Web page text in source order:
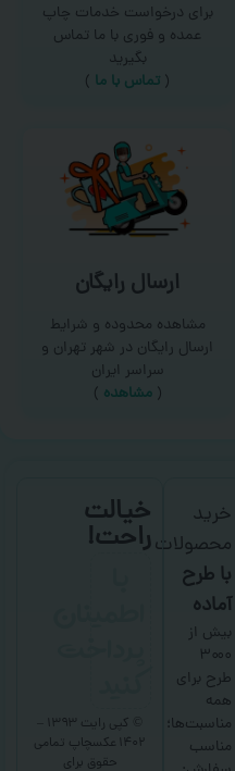
برای درخواست خدمات چاپ
عمده و فوری با ما تماس
بگیرید
( تماس با ما )
ارسال رایگان
مشاهده محدوده و شرایط
ارسال رایگان در شهر تهران و
سراسر ایران
(مشاهده )
خرید
محصولات
با طرح
آماده
بیش از
۳۰۰۰
طرح برای
همه
مناسبت‌ها؛
مناسب
خیالت
راحت!
۱۴۰۲ عکسچاپ
تمامی
حقوق برای